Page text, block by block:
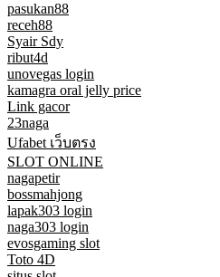
pasukan88
receh88
Syair Sdy
ribut4d
unovegas login
kamagra oral jelly price
Link gacor
23naga
Ufabet เว็บตรง
SLOT ONLINE
nagapetir
bossmahjong
lapak303 login
naga303 login
evosgaming slot
Toto 4D